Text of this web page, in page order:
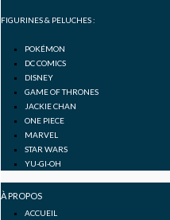
f
FIGURINES & PELUCHES :
POKÉMON
DC COMICS
DISNEY
GAME OF THRONES
JACKIE CHAN
ONE PIECE
MARVEL
STAR WARS
YU-GI-OH
À PROPOS
ACCUEIL